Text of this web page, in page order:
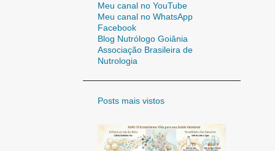
Meu canal no YouTube
Meu canal no WhatsApp
Facebook
Blog Nutrólogo Goiânia
Associação Brasileira de
Nutrologia
Posts mais vistos